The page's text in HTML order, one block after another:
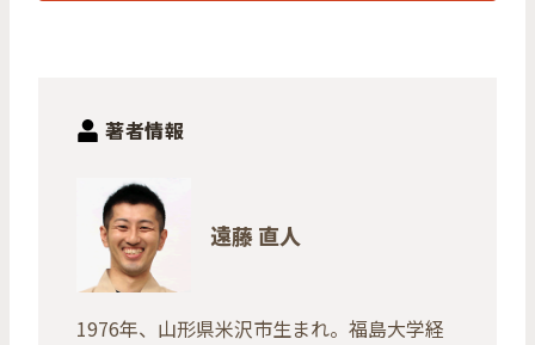
著者情報
遠藤 直人
1976年、山形県米沢市生まれ。福島大学経